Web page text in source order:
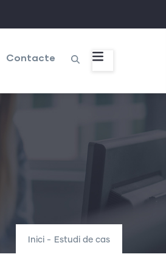
Contacte
Inici - Estudi de cas